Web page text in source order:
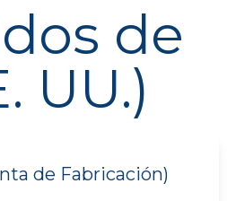
de
UU.)
de Fabricación)